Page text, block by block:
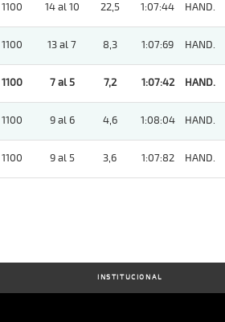
1100 14 al 10 22,5 1:07:44 HAND.
1100 13 al 7 8,3 1:07:69 HAND.
1100 7 al 5 7,2 1:07:42 HAND.
1100 9 al 6 4,6 1:08:04 HAND.
1100 9 al 5 3,6 1:07:82 HAND.
INSTITUCIONAL